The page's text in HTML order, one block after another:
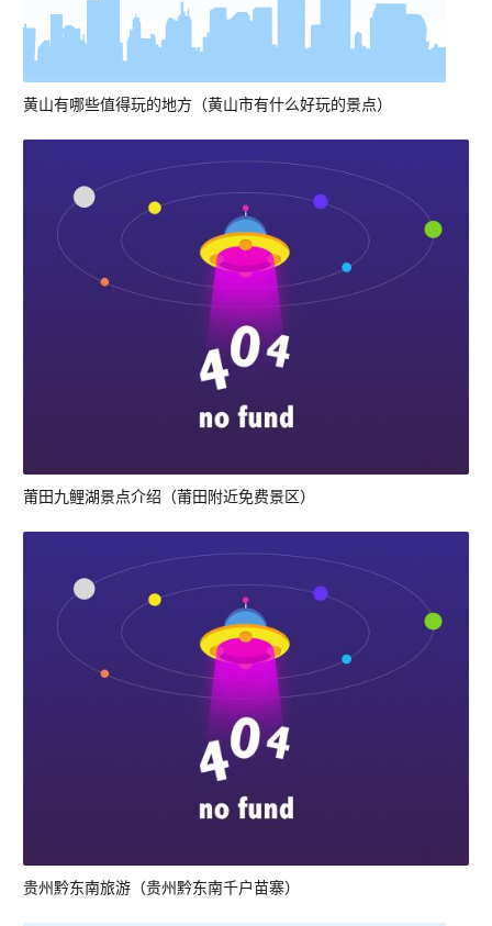
黄山有哪些值得玩的地方（黄山市有什么好玩的景点）
莆田九鲤湖景点介绍（莆田附近免费景区）
贵州黔东南旅游（贵州黔东南千户苗寨）